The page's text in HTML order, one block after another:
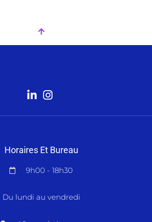
Horaires Et Bureau
9h00 - 18h30
Du lundi au vendredi